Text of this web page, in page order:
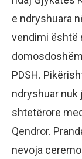
e ndryshuara
vendimi është
PDSH.
ndryshuar
shtetërore
Qendror.
nevoja